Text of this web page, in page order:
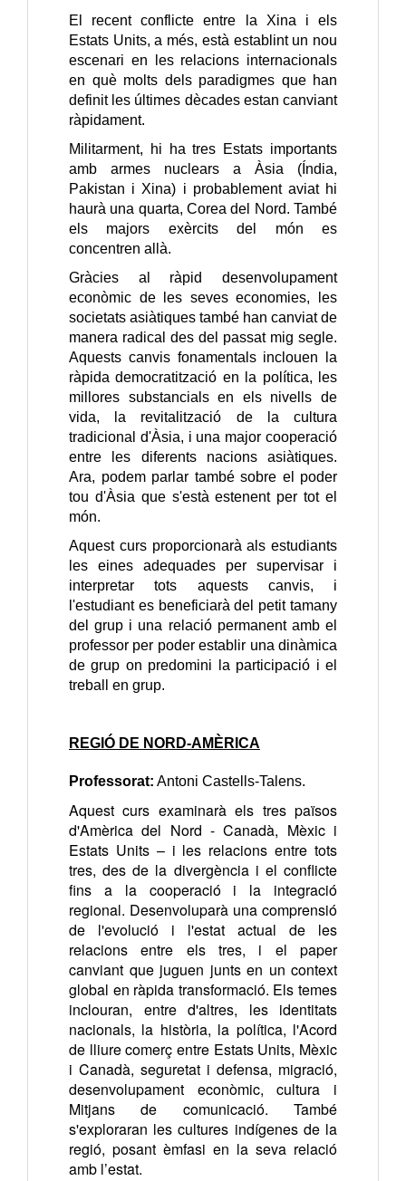
El recent conflicte entre la Xina i els
Estats Units, a més, està establint un nou
escenari en les relacions internacionals
en què molts dels paradigmes que han
definit les últimes dècades estan canviant
ràpidament.
Militarment, hi ha tres Estats importants
amb armes nuclears a Àsia (Índia,
Pakistan i Xina) i probablement aviat hi
haurà una quarta, Corea del Nord. També
els majors exèrcits del món es
concentren allà.
Gràcies al ràpid desenvolupament
econòmic de les seves economies, les
societats asiàtiques també han canviat de
manera radical des del passat mig segle.
Aquests canvis fonamentals inclouen la
ràpida democratització en la política, les
millores substancials en els nivells de
vida, la revitalització de la cultura
tradicional d'Àsia, i una major cooperació
entre les diferents nacions asiàtiques.
Ara, podem parlar també sobre el poder
tou d'Àsia que s'està estenent per tot el
món.
Aquest curs proporcionarà als estudiants
les eines adequades per supervisar i
interpretar tots aquests canvis, i
l'estudiant es beneficiarà del petit tamany
del grup i una relació permanent amb el
professor per poder establir una dinàmica
de grup on predomini la participació i el
treball en grup.
REGIÓ DE NORD-AMÈRICA
Professorat: Antoni Castells-Talens.
Aquest curs examinarà els tres països
d'Amèrica del Nord - Canadà, Mèxic i
Estats Units – i les relacions entre tots
tres, des de la divergència i el conflicte
fins a la cooperació i la integració
regional. Desenvoluparà una comprensió
de l'evolució i l'estat actual de les
relacions entre els tres, i el paper
canviant que juguen junts en un context
global en ràpida transformació. Els temes
inclouran, entre d'altres, les identitats
nacionals, la història, la política, l'Acord
de lliure comerç entre Estats Units, Mèxic
i Canadà, seguretat i defensa, migració,
desenvolupament econòmic, cultura i
Mitjans de comunicació. També
s'exploraran les cultures indígenes de la
regió, posant èmfasi en la seva relació
amb l’estat.